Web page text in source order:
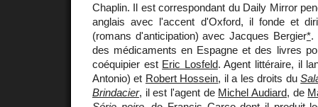
Chaplin. Il est correspondant du Daily Mirror
anglais avec l'accent d'Oxford, il fonde et
(romans d'anticipation) avec Jacques Bergier*.
des médicaments en Espagne et des livres
coéquipier est Eric Losfeld. Agent littéraire, il
Antonio) et Robert Hossein, il a les droits du
Brindacier, il est l'agent de Michel Audiard, de